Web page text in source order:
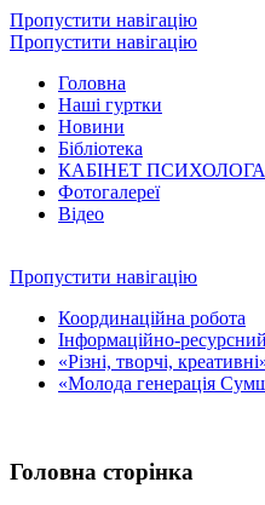
Пропустити навігацію
Пропустити навігацію
Головна
Наші гуртки
Новини
Бібліотека
КАБІНЕТ ПСИХОЛОГА
Фотогалереї
Відео
Пропустити навігацію
Координаційна робота
Інформаційно-
«Різні, творчі,
«Молода генерація
Головна сторінка